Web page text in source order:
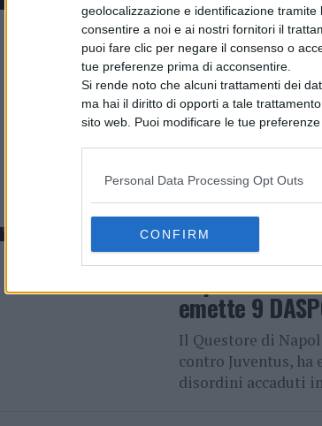
geolocalizzazione e identificazione
consentire a noi e ai nostri fornitori il
puoi fare clic per negare il consenso o
tue preferenze prima di acconsentire.
Si rende noto che alcuni trattamenti dei
ma hai il diritto di opporti a tale
sito web. Puoi modificare le tue
Personal Data Processing Opt Outs
CONFIRM
SPORTS 2 anni fa
Verona e
primato: Le
sorpresa
Le Big Vacillano, il
Roma in Crisi,
occhi puntati su
sfideranno per...
Napoli vs
emette 9
Il Questore di
contro Juventus,
disordini accaduti